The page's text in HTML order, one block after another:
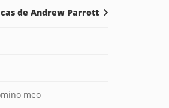
meo
de Andrew Parrott